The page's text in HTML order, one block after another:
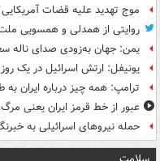
موج تهدید علیه قضات
روایتی از همدلی و همسویی
یمن: جهان به‌زودی صدای ناله
یونیفل: ارتش اسرائیل در یک روز ۱۱۳ توپ به جنوب لبنان شلیک کرده است
ترامپ: همه چیز درباره ایران
عبور از خط قرمز ایران یعنی
حمله نیروهای اسرائیلی به